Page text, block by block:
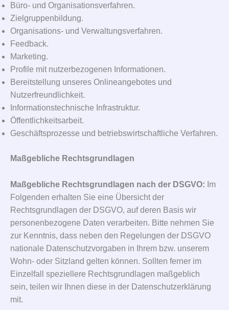
Büro- und Organisationsverfahren.
Zielgruppenbildung.
Organisations- und Verwaltungsverfahren.
Feedback.
Marketing.
Profile mit nutzerbezogenen Informationen.
Bereitstellung unseres Onlineangebotes und
Nutzerfreundlichkeit.
Informationstechnische Infrastruktur.
Öffentlichkeitsarbeit.
Geschäftsprozesse und betriebswirtschaftliche Verfahren.
Maßgebliche Rechtsgrundlagen
Maßgebliche Rechtsgrundlagen nach der DSGVO: Im
Folgenden erhalten Sie eine Übersicht der
Rechtsgrundlagen der DSGVO, auf deren Basis wir
personenbezogene Daten verarbeiten. Bitte nehmen Sie
zur Kenntnis, dass neben den Regelungen der DSGVO
nationale Datenschutzvorgaben in Ihrem bzw. unserem
Wohn- oder Sitzland gelten können. Sollten ferner im
Einzelfall speziellere Rechtsgrundlagen maßgeblich
sein, teilen wir Ihnen diese in der Datenschutzerklärung
mit.